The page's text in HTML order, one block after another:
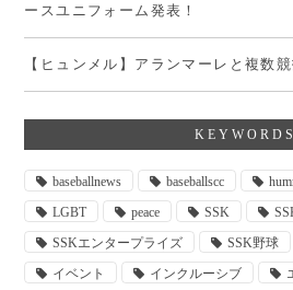
ースユニフォーム発表！
【ヒュンメル】アランマーレと複数競
KEYWORDS
baseballnews baseballscc
LGBT
peace SSK
SSKエンタープライズ
SSK野球
イベント
インクルーシブ